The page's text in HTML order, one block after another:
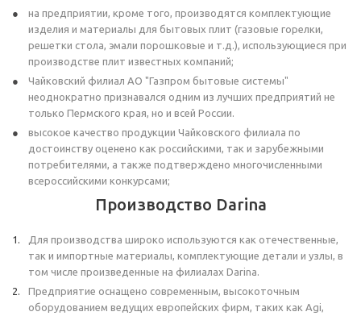
на предприятии, кроме того, производятся комплектующие
изделия и материалы для бытовых плит (газовые горелки,
решетки стола, эмали порошковые и т.д.), использующиеся при
производстве плит известных компаний;
Чайковский филиал АО "Газпром бытовые системы"
неоднократно признавался одним из лучших предприятий не
только Пермского края, но и всей России.
высокое качество продукции Чайковского филиала по
достоинству оценено как российскими, так и зарубежными
потребителями, а также подтверждено многочисленными
всероссийскими конкурсами;
Производство Darina
Для производства широко используются как отечественные,
так и импортные материалы, комплектующие детали и узлы, в
том числе произведенные на филиалах Darina.
Предприятие оснащено современным, высокоточным
оборудованием ведущих европейских фирм, таких как Agi,